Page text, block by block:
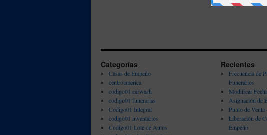
Categorías
Casas de Empeño
centroamerica
codigo01 carwash
codigo01 funerarias
Codigo01 Integral
codigo01 inventarios
Codigo01 Lote de Autos
Recientes
Frecuencia de
Funerarios
Modificar
Asignación de
Punto de Venta
Liberación de
Empeño